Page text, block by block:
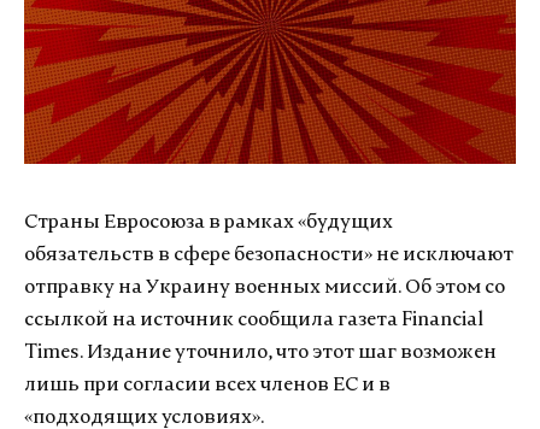
Страны Евросоюза в рамках «будущих
обязательств в сфере безопасности» не исключают
отправку на Украину военных миссий. Об этом со
ссылкой на источник сообщила газета Financial
Times. Издание уточнило, что этот шаг возможен
лишь при согласии всех членов ЕС и в
«подходящих условиях».